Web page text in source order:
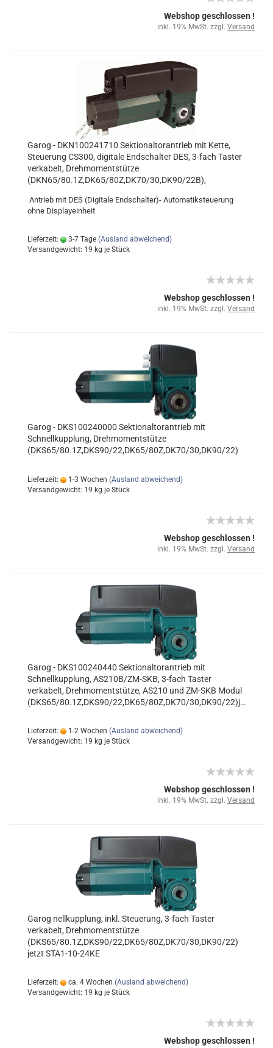
Webshop geschlossen !
inkl. 19% MwSt. zzgl. Versand
Garog - DKN100241710 Sektionaltorantrieb mit Kette,
Steuerung CS300, digitale Endschalter DES, 3-fach Taster
verkabelt, Drehmomentstütze
(DKN65/80.1Z,DK65/80Z,DK70/30,DK90/22B),
Antrieb mit DES (Digitale Endschalter)- Automatiksteuerung
ohne Displayeinheit
Lieferzeit: 3-7 Tage (Ausland abweichend)
Versandgewicht: 19 kg je Stück
Webshop geschlossen !
inkl. 19% MwSt. zzgl. Versand
Garog - DKS100240000 Sektionaltorantrieb mit
Schnellkupplung, Drehmomentstütze
(DKS65/80.1Z,DKS90/22,DK65/80Z,DK70/30,DK90/22)
Lieferzeit: 1-3 Wochen (Ausland abweichend)
Versandgewicht: 19 kg je Stück
Webshop geschlossen !
inkl. 19% MwSt. zzgl. Versand
Garog - DKS100240440 Sektionaltorantrieb mit
Schnellkupplung, AS210B/ZM-SKB, 3-fach Taster
verkabelt, Drehmomentstütze, AS210 und ZM-SKB Modul
(DKS65/80.1Z,DKS90/22,DK65/80Z,DK70/30,DK90/22)jetzt
Lieferzeit: 1-2 Wochen (Ausland abweichend)
Versandgewicht: 19 kg je Stück
Webshop geschlossen !
inkl. 19% MwSt. zzgl. Versand
Garog nellkupplung, inkl. Steuerung, 3-fach Taster
verkabelt, Drehmomentstütze
(DKS65/80.1Z,DKS90/22,DK65/80Z,DK70/30,DK90/22)
jetzt STA1-10-24KE
Lieferzeit: ca. 4 Wochen (Ausland abweichend)
Versandgewicht: 19 kg je Stück
Webshop geschlossen !